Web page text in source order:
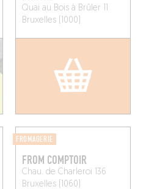
Quai au Bois à Brûler 11
Bruxelles (1000)
FROMAGERIE
FROM COMPTOIR
Chau. de Charleroi 136
Bruxelles (1060)